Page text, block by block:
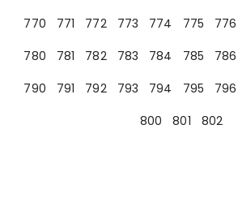
770
771 772 773 774 775 776
780
781 782 783 784 785 786
790
791 792 793 794 795 796
800
801 802